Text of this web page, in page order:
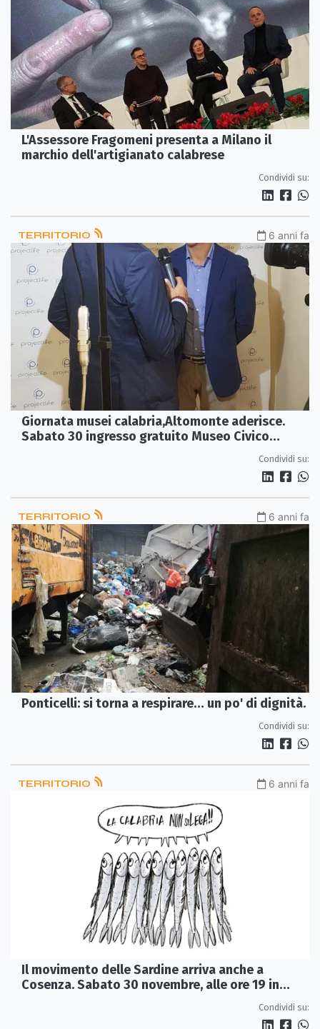
L'Assessore Fragomeni presenta a Milano il
marchio dell'artigianato calabrese
Condividi su:
TERRITORIO 6 anni fa
Giornata musei calabria,Altomonte aderisce.
Sabato 30 ingresso gratuito Museo Civico
Coppola: promuovere fruizione presidi culturali
Condividi su:
TERRITORIO 6 anni fa
Ponticelli: si torna a respirare… un po' di dignità.
Condividi su:
TERRITORIO 6 anni fa
Il movimento delle Sardine arriva anche a
Cosenza. Sabato 30 novembre, alle ore 19 in
Condividi su: